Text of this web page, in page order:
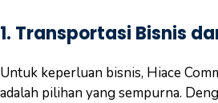
1. Transportasi Bisnis
Untuk keperluan bisnis, Hiace
adalah pilihan yang sempurna.